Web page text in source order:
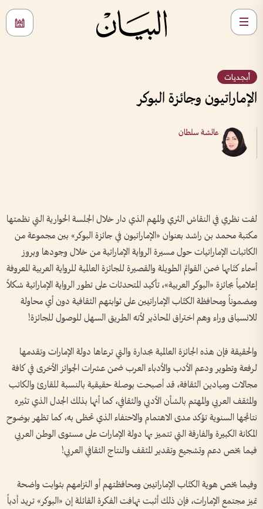
أبجديات
الإماراتيون وجائزة البوكر
عائشة سلطان
لفت نظري في النقاش الثري والمهم الذي دار خلال الجلسة الحوارية التي نظمتها
مكتبة محمد بن راشد بعنوان «الإماراتيون في جائزة البوكر» بين مجموعة من
الكاتبات الإماراتيات حول مسيرة الرواية الإماراتية من خلال وجودها وبروز
أسماء كتّابها ضمن القوائم الطويلة والقصيرة للجائزة العالمية للرواية العربية المعروفة
إعلامياً بجائزة «البوكر العربية»، تأكيد المتحدثات على تطور الرواية الإماراتية شكلاً
ومضموناً ومحافظة الكتّاب الإماراتيين على ثوابتهم الثقافية دون أي محاولة
للانسياق وراء وهم اختراق المحاذير لأنه الطريق السهل للوصول للجائزة!
والحقيقة فإن هذه الجائزة العالمية بجدارة والتي ترعاها دولة الإمارات وتقدمها
لرفعة وتطوير ودعم الأدب والأدباء العرب ضمن عشرات الجوائز الأخرى في كافة
مجالات وميادين الثقافة، قد أصبحت بوصلة حقيقية بالنسبة للقارئ والكاتب
والمثقف العربي والمهتم بالشأن الأدبي والثقافي، كما أنها بذلك الجدل الذي تثيره
نتائجها السنوية تؤكد مدى الاهتمام والاحتفاء الذي تحظى به، كما تظهر بوضوح
المكانة الكبيرة والفارقة التي تتميز بها دولة الإمارات على مستوى الوطن العربي
فيما يخص دعم وتشجيع وتقدير المثقف والنتاج الثقافي العربي!
وفيما يخص هوية الكتّاب الإماراتيين ومحافظتهم أو التزامهم بثوابت واضحة
تميز مجتمع الإمارات، فإن ذلك أثبت تهافت الفكرة القائلة إن «البوكر» تريد أدباً